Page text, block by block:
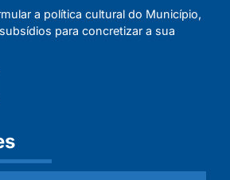
a política cultural do Município,
para concretizar a sua